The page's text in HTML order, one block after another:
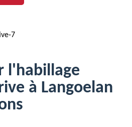
l'habillage
à Langoelan